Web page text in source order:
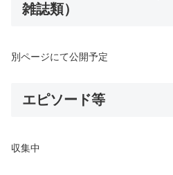
雑誌類）
別ページにて公開予定
エピソード等
収集中